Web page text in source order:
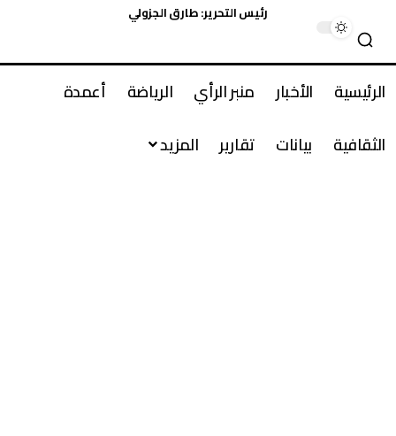
رئيس التحرير: طارق الجزولي
الرئيسية الأخبار منبر الرأي الرياضة
أعمدة
الثقافية
بيانات تقارير المزيد